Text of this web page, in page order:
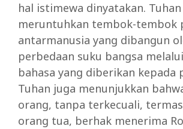
hal istimewa dinyatakan. Tuhan
meruntuhkan tembok-tembok
antarmanusia yang dibangun
perbedaan suku bangsa
bahasa yang diberikan kepada
Tuhan juga menunjukkan
orang, tanpa terkecuali,
orang tua, berhak menerima